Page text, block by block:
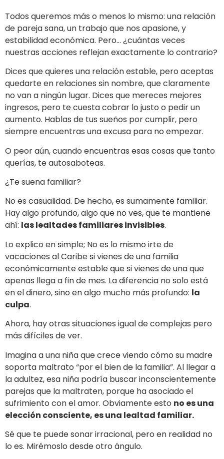
Todos queremos más o menos lo mismo: una relación
de pareja sana, un trabajo que nos apasione, y
estabilidad económica. Pero… ¿cuántas veces
nuestras acciones reflejan exactamente lo contrario?
Dices que quieres una relación estable, pero aceptas
quedarte en relaciones sin nombre, que claramente
no van a ningún lugar. Dices que mereces mejores
ingresos, pero te cuesta cobrar lo justo o pedir un
aumento. Hablas de tus sueños por cumplir, pero
siempre encuentras una excusa para no empezar.
O peor aún, cuando encuentras esas cosas que tanto
querías, te autosaboteas.
¿Te suena familiar?
No es casualidad. De hecho, es sumamente familiar.
Hay algo profundo, algo que no ves, que te mantiene
ahí: las lealtades familiares invisibles.
Lo explico en simple; No es lo mismo irte de
vacaciones al Caribe si vienes de una familia
económicamente estable que si vienes de una que
apenas llega a fin de mes. La diferencia no solo está
en el dinero, sino en algo mucho más profundo: la
culpa.
Ahora, hay otras situaciones igual de complejas pero
más difíciles de ver.
Imagina a una niña que crece viendo cómo su madre
soporta maltrato “por el bien de la familia”. Al llegar a
la adultez, esa niña podría buscar inconscientemente
parejas que la maltraten, porque ha asociado el
sufrimiento con el amor. Obviamente esto no es una
elección consciente, es una lealtad familiar.
Sé que te puede sonar irracional, pero en realidad no
lo es. Mirémoslo desde otro ángulo.